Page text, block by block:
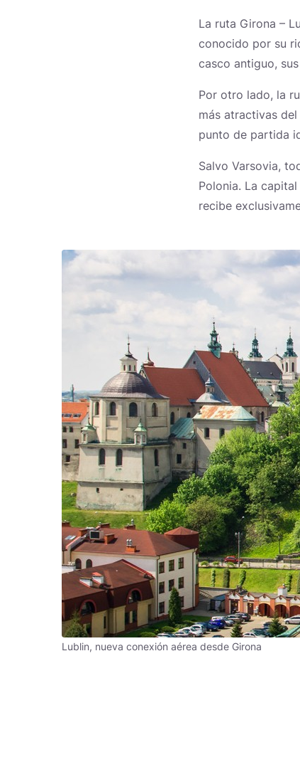
La ruta Girona –
conocido por su
casco antiguo,
Por otro lado, la
más atractivas
punto de partida
Salvo Varsovia,
Polonia. La
recibe
Lublin, nueva conexión aérea desde Girona